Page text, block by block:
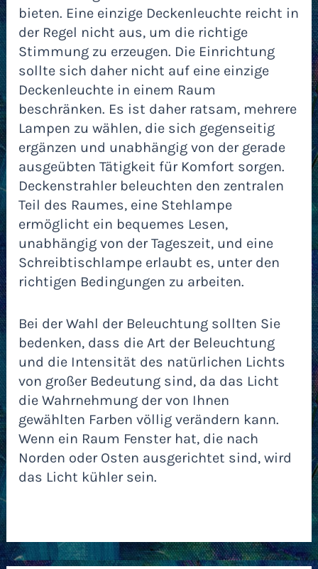
bieten. Eine einzige Deckenleuchte reicht in
der Regel nicht aus, um die richtige
Stimmung zu erzeugen. Die Einrichtung
sollte sich daher nicht auf eine einzige
Deckenleuchte in einem Raum
beschränken. Es ist daher ratsam, mehrere
Lampen zu wählen, die sich gegenseitig
ergänzen und unabhängig von der gerade
ausgeübten Tätigkeit für Komfort sorgen.
Deckenstrahler beleuchten den zentralen
Teil des Raumes, eine Stehlampe
ermöglicht ein bequemes Lesen,
unabhängig von der Tageszeit, und eine
Schreibtischlampe erlaubt es, unter den
richtigen Bedingungen zu arbeiten.
Bei der Wahl der Beleuchtung sollten Sie
bedenken, dass die Art der Beleuchtung
und die Intensität des natürlichen Lichts
von großer Bedeutung sind, da das Licht
die Wahrnehmung der von Ihnen
gewählten Farben völlig verändern kann.
Wenn ein Raum Fenster hat, die nach
Norden oder Osten ausgerichtet sind, wird
das Licht kühler sein.